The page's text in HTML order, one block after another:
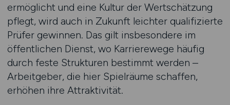
ermöglicht und eine Kultur der Wertschätzung
pflegt, wird auch in Zukunft leichter qualifizierte
Prüfer gewinnen. Das gilt insbesondere im
öffentlichen Dienst, wo Karrierewege häufig
durch feste Strukturen bestimmt werden –
Arbeitgeber, die hier Spielräume schaffen,
erhöhen ihre Attraktivität.